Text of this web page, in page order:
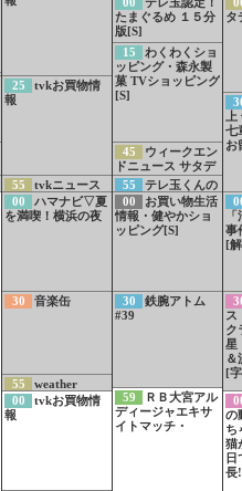
25
tvkお買物情
報
55
tvkニュース
00
ハマナビ▽夏
を満喫！横浜の夜
30 音楽缶
55
weather
report▽カタマリ
オリジナルライ
00
tvkお買物情
報
たまぐるめ １５分
版[S]
15
わくわくショ
ッピング・森永製
菓 TVショッピング
[S]
45
ウィークエン
ドニュース サタデ
ー[S]
55
テレ玉くんの
うた[S]
00
お買い物生活
情報・健やかショ
ッピング[S]
30
鉄腕アトム
#39
59
ＲＢ大宮アル
ディージャエキサ
イトマッチ・
タ
七
お
事
[
ス
ク
星
＆
[
の
ち
猫
長!